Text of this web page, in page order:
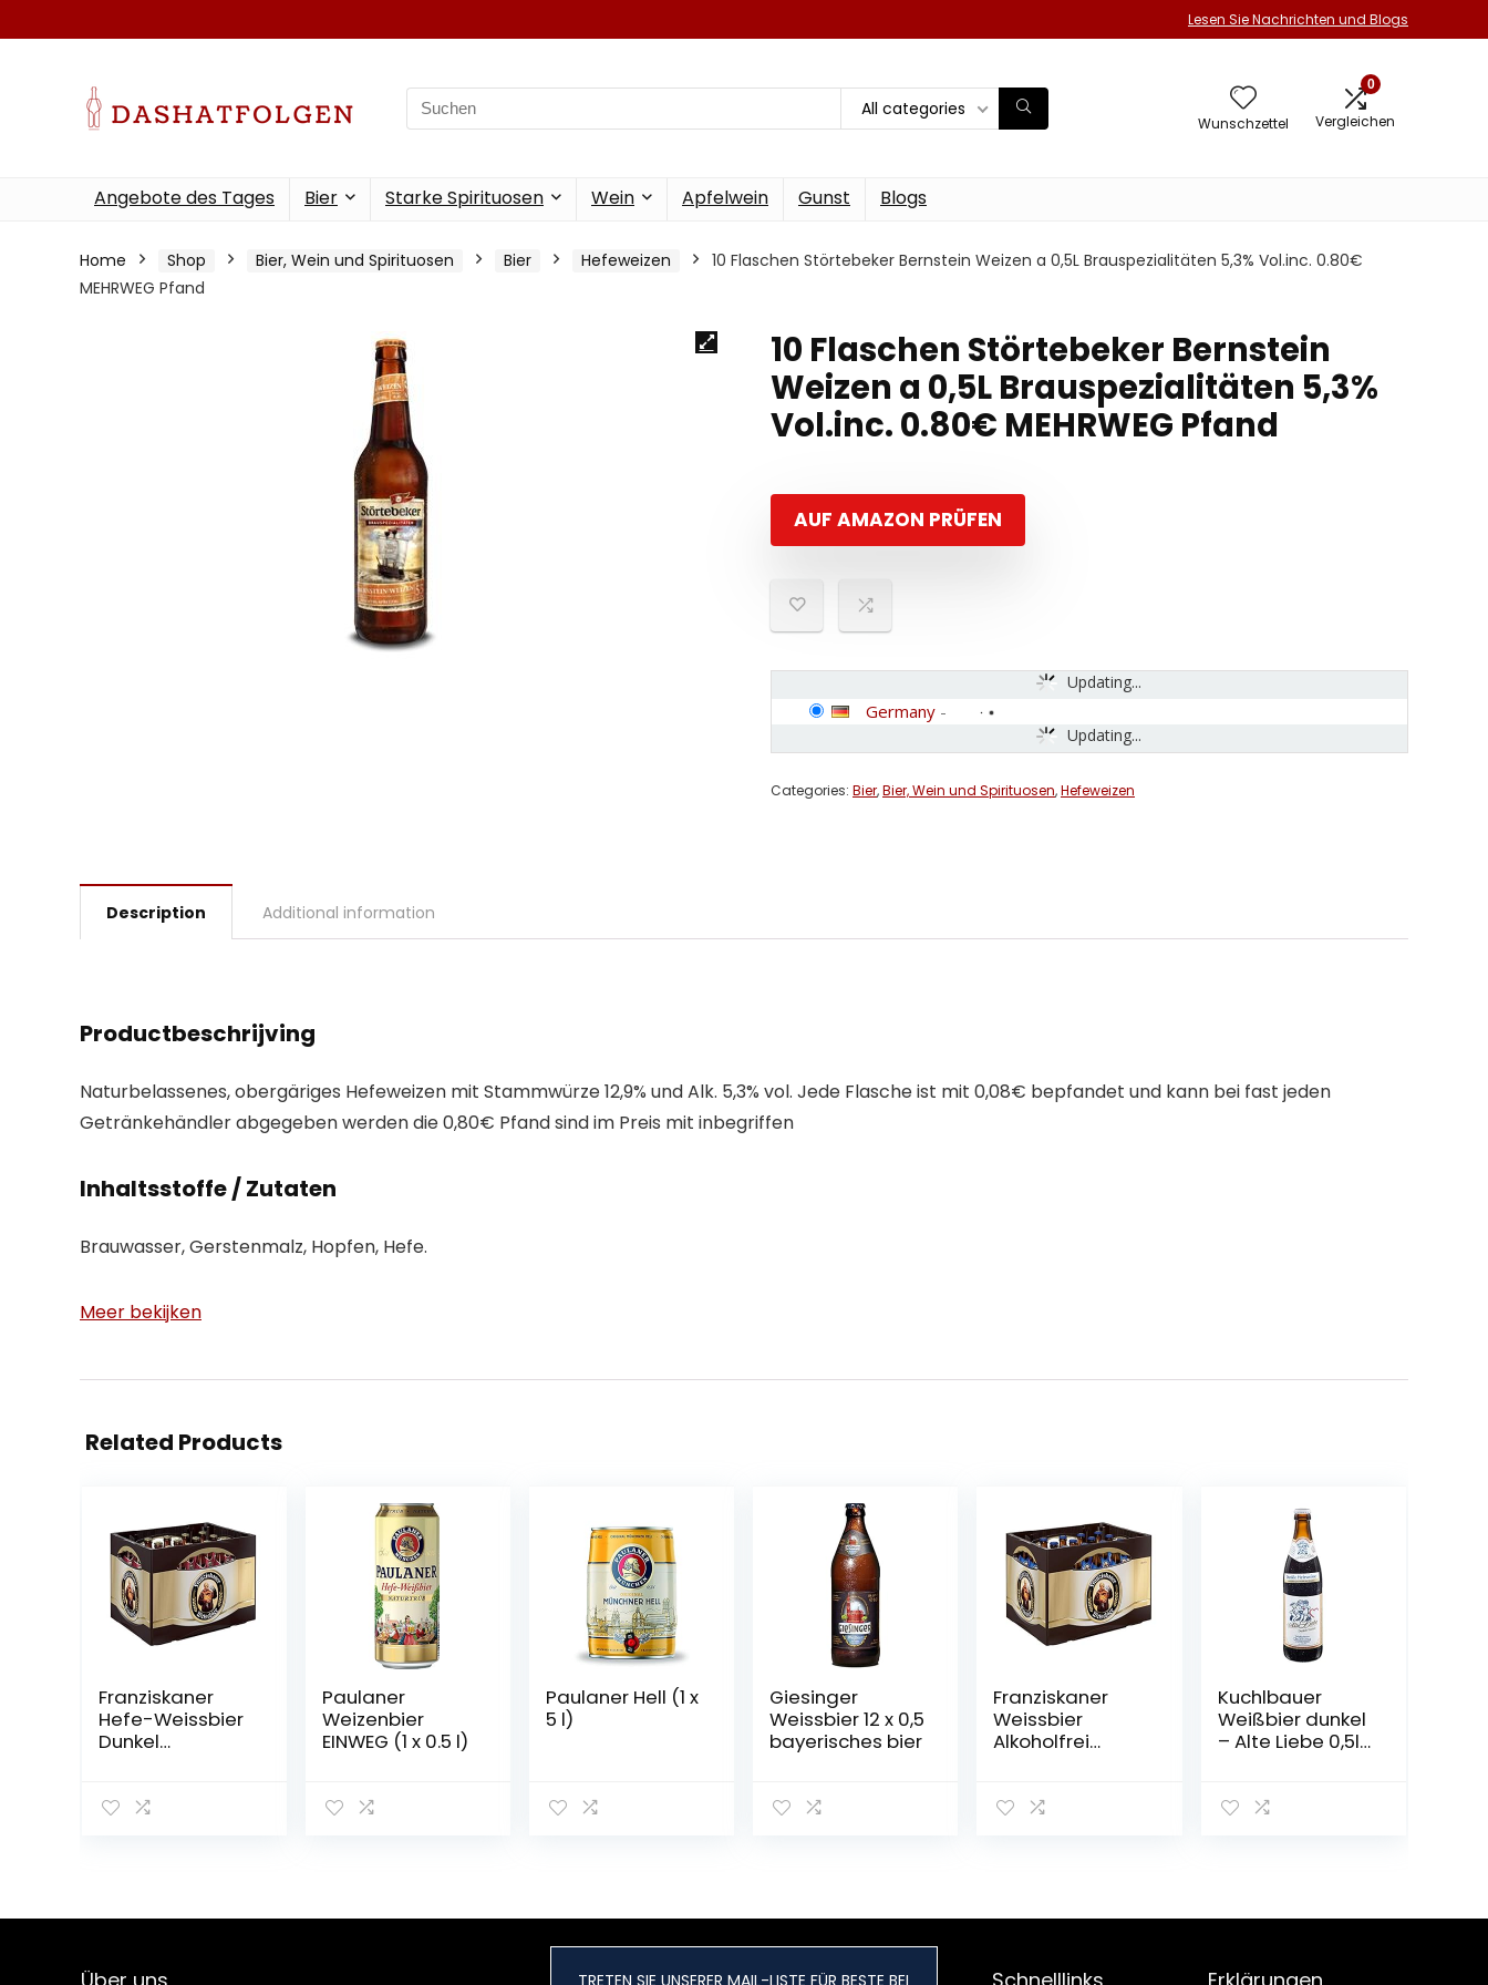
Lesen Sie Nachrichten und Blogs
Search
for:
All categories
Wunschzettel
0
Vergleichen
Angebote des Tages Bier Starke Spirituosen Wein Apfelwein Gunst Blogs
Home Shop Bier, Wein und Spirituosen Bier Hefeweizen
10 Flaschen Störtebeker Bernstein Weizen a 0,5L Brauspezialitäten 5,3% Vol.inc. 0.80€
MEHRWEG Pfand
10 Flaschen Störtebeker Bernstein
Weizen a 0,5L Brauspezialitäten 5,3%
Vol.inc. 0.80€ MEHRWEG Pfand
AUF AMAZON PRÜFEN
Updating...
Updating...
Germany -
Categories: Bier,Bier, Wein und Spirituosen,Hefeweizen
Description Additional information
Productbeschrijving
Naturbelassenes, obergäriges Hefeweizen mit Stammwürze 12,9% und Alk. 5,3% vol. Jede Flasche ist mit 0,08€ bepfandet und kann bei fast jeden
Getränkehändler abgegeben werden die 0,80€ Pfand sind im Preis mit inbegriffen
Inhaltsstoffe / Zutaten
Brauwasser, Gerstenmalz, Hopfen, Hefe.
Meer bekijken
Related Products
Franziskaner
Hefe-Weissbier
Dunkel
0.5 l) im Kasten,
Paulaner
Weizenbier
EINWEG (1 x 0.5 l)
Paulaner Hell (1 x
5 l)
Giesinger
Weissbier 12 x 0,5
bayerisches bier
Franziskaner
Weissbier
Alkoholfrei
0.5 l) im Kasten,
München
Kuchlbauer
Weißbier dunkel
– Alte Liebe 0,5l
TRETEN SIE UNSERER MAIL-LISTE FÜR BESTE BEI